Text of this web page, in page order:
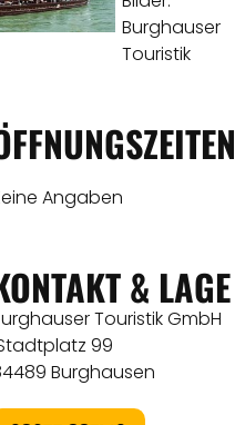
Angaben
& LAGE
Touristik GmbH
99
Burghausen